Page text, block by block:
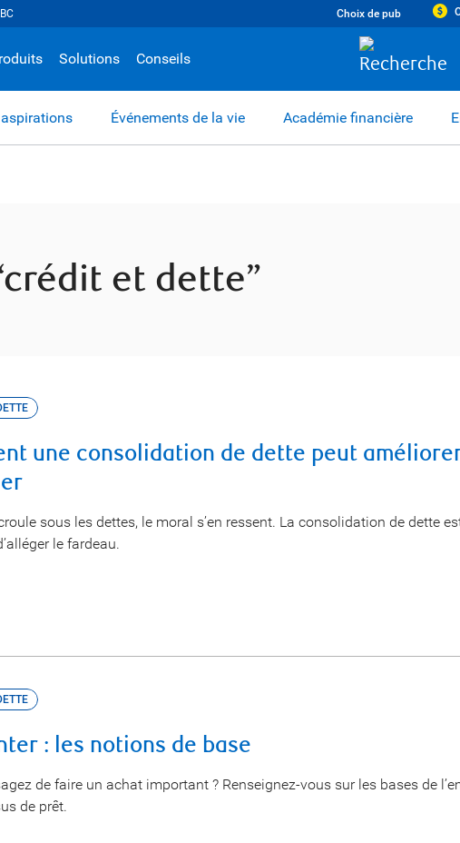
Choix de pub
Solutions Conseils
Événements de la vie Académie financière
et dette”
une consolidation de dette peut
sous les dettes, le moral s’en ressent. La consolidation de dette
le fardeau.
: les notions de base
de faire un achat important ? Renseignez-vous sur les bases de
de prêt.